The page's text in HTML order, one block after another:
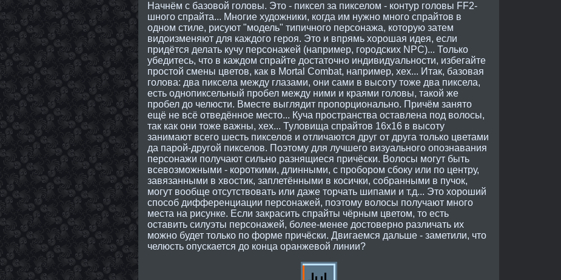
Начнём с базовой головы. Это - пиксел за пикселом - контур головы FF2-
шного спрайта... Многие художники, когда им нужно много спрайтов в
одном стиле, рисуют "модель" типичного персонажа, которую затем
видоизменяют для каждого героя. Это и впрямь хорошая идея, если
придётся делать кучу персонажей (например, городских NPC)... Только
убедитесь, что в каждом спрайте достаточно индивидуальности, избегайте
простой смены цветов, как в Mortal Combat, например, хех... Итак, базовая
голова: два пиксела между глазами, они сами в высоту тоже два пиксела,
есть однопиксельный пробел между ними и краями головы, такой же
пробел до челюсти. Вместе выглядит пропорционально. Причём занято
ещё не всё отведённое место... Куча пространства оставлена под волосы,
так как они тоже важны, хех... Туловища спрайтов 16х16 в высоту
занимают всего шесть пикселов и отличаются друг от друга только цветами
да парой-другой пикселов. Поэтому для лучшего визуального опознавания
персонажи получают сильно разнящиеся причёски. Волосы могут быть
всевозможными - короткими, длинными, с пробором сбоку или по центру,
завязанными в хвостик, заплетёнными в косички, собранными в пучок,
могут вообще отсутствовать или даже торчать шипами и т.д... Это хороший
способ дифференциации персонажей, поэтому волосы получают много
места на рисунке. Если закрасить спрайты чёрным цветом, то есть
оставить силуэты персонажей, более-менее достоверно различать их
можно будет только по форме причёски. Двигаемся дальше - заметили, что
челюсть опускается до конца оранжевой линии?